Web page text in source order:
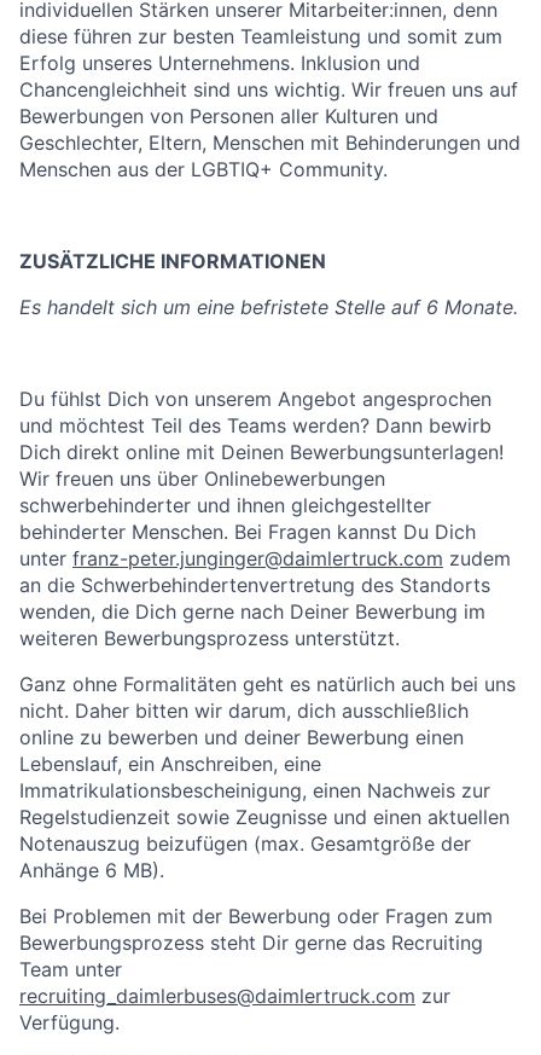
individuellen Stärken unserer Mitarbeiter:innen, denn
diese führen zur besten Teamleistung und somit zum
Erfolg unseres Unternehmens. Inklusion und
Chancengleichheit sind uns wichtig. Wir freuen uns auf
Bewerbungen von Personen aller Kulturen und
Geschlechter, Eltern, Menschen mit Behinderungen und
Menschen aus der LGBTIQ+ Community.
ZUSÄTZLICHE INFORMATIONEN
Es handelt sich um eine befristete Stelle auf 6 Monate.
Du fühlst Dich von unserem Angebot angesprochen
und möchtest Teil des Teams werden? Dann bewirb
Dich direkt online mit Deinen Bewerbungsunterlagen!
Wir freuen uns über Onlinebewerbungen
schwerbehinderter und ihnen gleichgestellter
behinderter Menschen. Bei Fragen kannst Du Dich
unter franz-peter.junginger@daimlertruck.com zudem
an die Schwerbehindertenvertretung des Standorts
wenden, die Dich gerne nach Deiner Bewerbung im
weiteren Bewerbungsprozess unterstützt.
Ganz ohne Formalitäten geht es natürlich auch bei uns
nicht. Daher bitten wir darum, dich ausschließlich
online zu bewerben und deiner Bewerbung einen
Lebenslauf, ein Anschreiben, eine
Immatrikulationsbescheinigung, einen Nachweis zur
Regelstudienzeit sowie Zeugnisse und einen aktuellen
Notenauszug beizufügen (max. Gesamtgröße der
Anhänge 6 MB).
Bei Problemen mit der Bewerbung oder Fragen zum
Bewerbungsprozess steht Dir gerne das Recruiting
Team unter
recruiting_daimlerbuses@daimlertruck.com zur
Verfügung.